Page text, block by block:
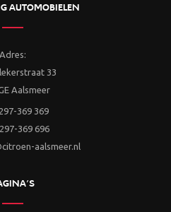
AUTOMOBIELEN
Adres:
33
Aalsmeer
369 369
369 696
aalsmeer.nl